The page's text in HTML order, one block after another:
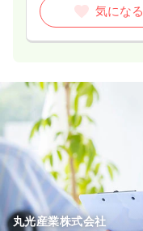
気になる
丸光産業株式会社